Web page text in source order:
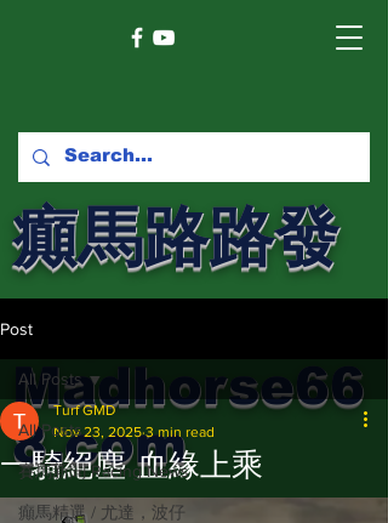
癲馬路路發
馬網
Madhorse66
8.com
Post
All Posts
賽馬新聞 Racing News
癲馬精選 / 尤達，波仔
All Posts
一騎絕塵 血緣上乘
Turf GMD
Nov 23, 2025 3 min read